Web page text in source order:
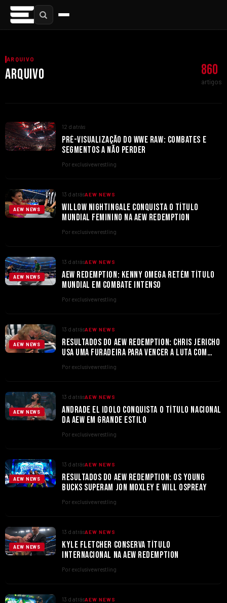
ARQUIVO
ARQUIVO 860
artigos
12 d atrás
PRÉ-VISUALIZAÇÃO DO WWE RAW: COMBATES E
SEGMENTOS A NÃO PERDER
Por exclusivewrestling
AEW NEWS
13 d atrásAEW NEWS
WILLOW NIGHTINGALE CONQUISTA O TÍTULO
MUNDIAL FEMININO NA AEW REDEMPTION
Por exclusivewrestling
AEW NEWS
13 d atrásAEW NEWS
AEW REDEMPTION: KENNY OMEGA RETÉM TÍTULO
MUNDIAL EM COMBATE INTENSO
Por exclusivewrestling
AEW NEWS
13 d atrásAEW NEWS
RESULTADOS DO AEW REDEMPTION: CHRIS JERICHO
USA UMA FURADEIRA PARA VENCER A LUTA COM
TOMMASO CIAMPA
Por exclusivewrestling
AEW NEWS
13 d atrásAEW NEWS
ANDRADE EL IDOLO CONQUISTA O TÍTULO NACIONAL
DA AEW EM GRANDE ESTILO
Por exclusivewrestling
AEW NEWS
13 d atrásAEW NEWS
RESULTADOS DO AEW REDEMPTION: OS YOUNG
BUCKS SUPERAM JON MOXLEY E WILL OSPREAY
Por exclusivewrestling
AEW NEWS
13 d atrásAEW NEWS
KYLE FLETCHER CONSERVA TÍTULO
INTERNACIONAL NA AEW REDEMPTION
Por exclusivewrestling
13 d atrásAEW NEWS